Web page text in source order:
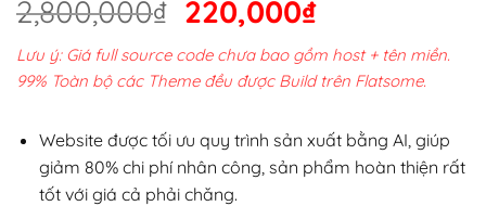
2,800,000₫ Giá
gốc
là:
2,800,000₫.
220,000₫Giá
hiện
tại
220,000₫.
Lưu ý: Giá full source code chưa bao gồm host + tên miền.
99% Toàn bộ các Theme đều được Build trên Flatsome.
Website được tối ưu quy trình sản xuất bằng AI, giúp
giảm 80% chi phí nhân công, sản phẩm hoàn thiện rất
tốt với giá cả phải chăng.